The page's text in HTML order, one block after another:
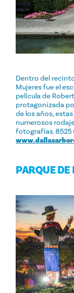
Dentro del
Mujeres fue el
película de
protagonizada
de los años,
numerosos
fotografías. 8525
PARQUE DE